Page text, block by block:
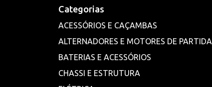
Categorias
ACESSÓRIOS E CAÇAMBAS
ALTERNADORES E MOTORES DE PARTIDA
BATERIAS E ACESSÓRIOS
CHASSI E ESTRUTURA